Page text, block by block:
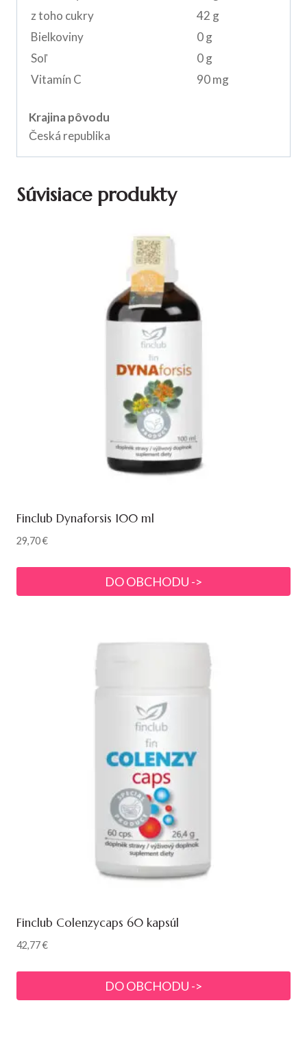
z toho cukry
42 g
Bielkoviny
0 g
Soľ
0 g
Vitamín C
90 mg
Krajina pôvodu
Česká republika
Súvisiace produkty
Finclub Dynaforsis 100 ml
29,70€
DO OBCHODU ->
Finclub Colenzycaps 60 kapsúl
42,77€
DO OBCHODU ->